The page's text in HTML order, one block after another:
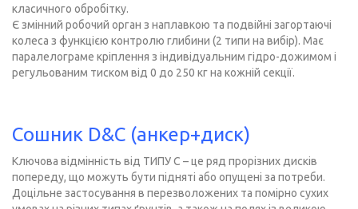
класичного обробітку.
Є змінний робочий орган з наплавкою та подвійні загортаючі
колеса з функцією контролю глибини (2 типи на вибір). Має
паралелограме кріплення з індивідуальним гідро-дожимом і
регульованим тиском від 0 до 250 кг на кожній секції.
Сошник D&C (анкер+диск)
Ключова відмінність від ТИПУ C – це ряд прорізних дисків
попереду, що можуть бути підняті або опущені за потреби.
Доцільне застосування в перезволожених та помірно сухих